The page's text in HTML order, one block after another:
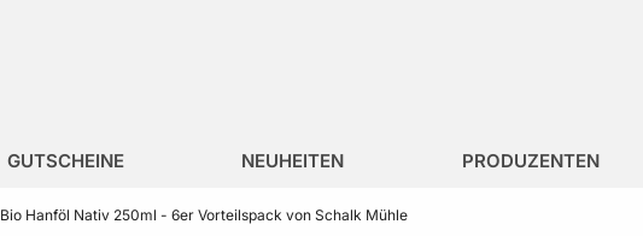
GUTSCHEINE NEUHEITEN PRODUZENTEN
Bio Hanföl Nativ 250ml - 6er Vorteilspack von Schalk Mühle